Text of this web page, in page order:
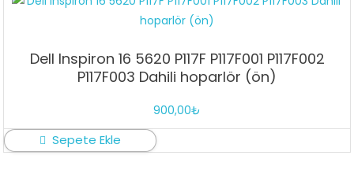
Dell Inspiron 16 5620 P117F P117F001 P117F002
P117F003 Dahili hoparlör (ön)
900,00₺
Sepete Ekle